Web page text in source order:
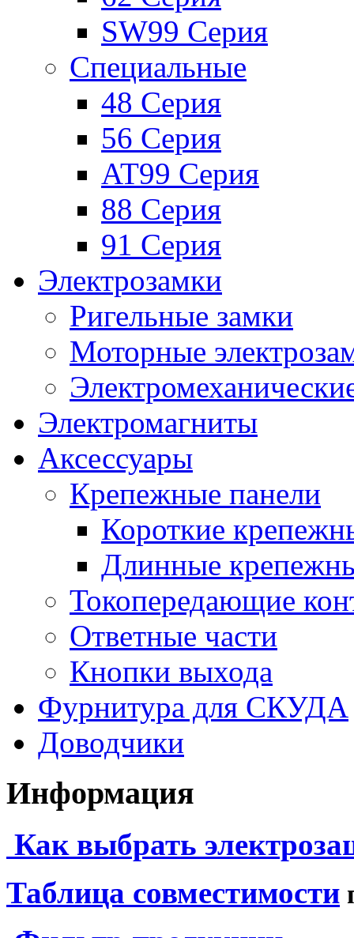
SW99 Серия
Специальные
48 Серия
56 Серия
AT99 Серия
88 Серия
91 Серия
Электрозамки
Ригельные замки
Моторные
Электромагниты
Аксессуары
Крепежные панели
Короткие
Длинные
Токопередающие
Ответные части
Кнопки выхода
Фурнитура для СКУДА
Доводчики
Информация
Как выбрать
Таблица совместимости